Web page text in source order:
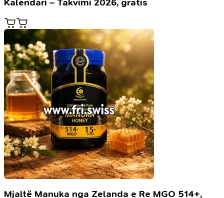
Kalendari – Takvimi 2026, gratis
Mjaltë Manuka nga Zelanda e Re MGO 514+,